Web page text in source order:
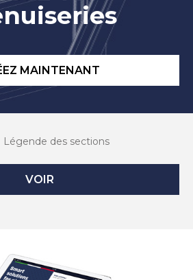
MAINTENANT
Légende des sections
VOIR